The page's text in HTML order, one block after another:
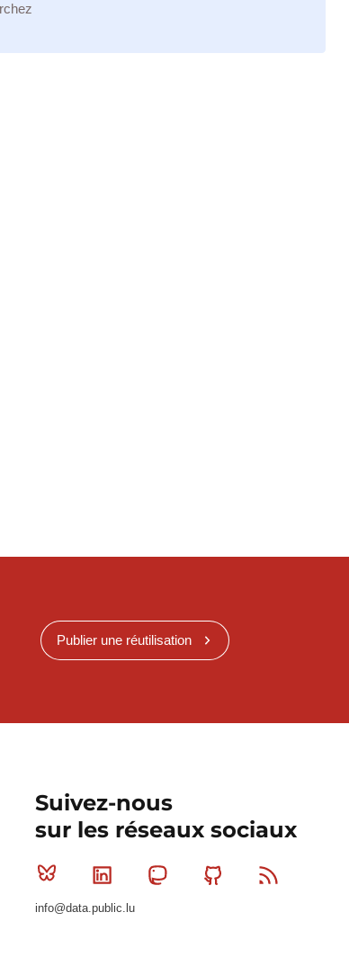
Publier une réutilisation
Suivez-nous
sur les réseaux sociaux
Bluesky Linkedin MastodonGithub
info@data.public.lu